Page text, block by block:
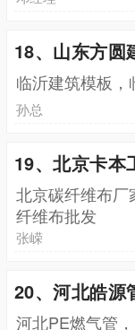
18、山东方圆
临沂建筑模板
孙总
19、北京卡本
北京碳纤维布
纤维布批发
张嵘
20、河北皓源
河北PE燃气管